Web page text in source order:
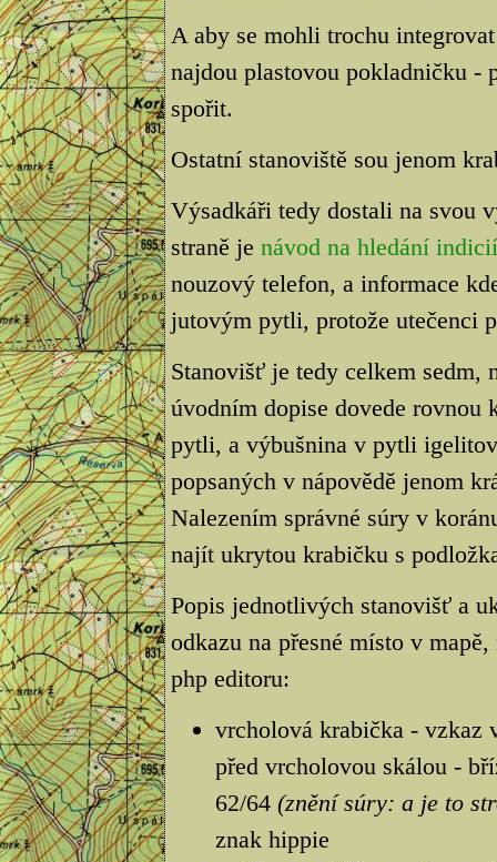
A aby se mohli trochu
najdou plastovou pokladničku -
spořit.
Ostatní stanoviště sou jenom
Výsadkáři tedy dostali na svou
straně je návod na hledání indicií
nouzový telefon, a informace
jutovým pytli, protože utečenci
Stanovišť je tedy celkem sedm,
úvodním dopise dovede
pytli, a výbušnina v pytli
popsaných v nápovědě jenom
Nalezením správné súry v
najít ukrytou krabičku s
Popis jednotlivých stanovišť a
odkazu na přesné místo v
php editoru:
vrcholová krabička - vzkaz
před vrcholovou skálou -
62/64 (znění súry: a je to
znak hippie